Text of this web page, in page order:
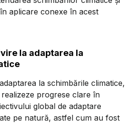
aplicare conexe în acest
la adaptarea la
la schimbările climatice,
realizeze progrese clare în
global de adaptare
pe natură, astfel cum au fost